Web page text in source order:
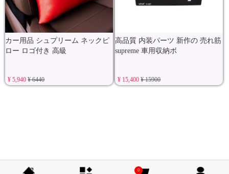
カー用品 シュプリーム ネックピ
ロー ロゴ付き 高級
¥ 5,940¥ 6440
高品質 内装パーツ 新作の 売れ筋
supreme 車用収納ボ
¥ 15,400¥ 15900
0